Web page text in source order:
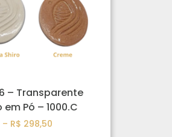
– Transparente
Pó – 1000.C
– R$ 298,50